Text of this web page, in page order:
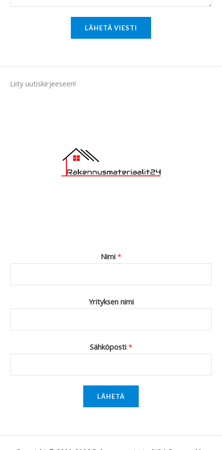
s
LÄHETÄ VIESTI
Liity uutiskirjeeseen!
Nimi *
Yrityksen nimi
Sähköposti *
LÄHETÄ